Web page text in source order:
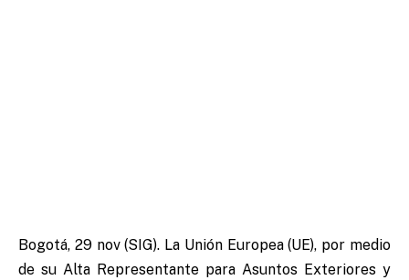
Bogotá, 29 nov (SIG). La Unión Europea (UE), por medio
de su Alta Representante para Asuntos Exteriores y